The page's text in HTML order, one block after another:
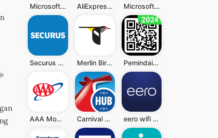
Microsoft Teams AliExpress - Shopping App Microsoft Authenticator
Securus Mobile Merlin Bird ID by Cornell Lab Pemindai QR - Barcode Scanner
AAA Mobile Carnival HUB eero wifi system